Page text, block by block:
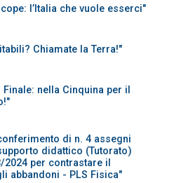
l’Italia che vuole esserci"
Chiamate la Terra!"
nella Cinquina per il
di n. 4 assegni
didattico (Tutorato)
2024 per contrastare il
abbandoni - PLS Fisica"